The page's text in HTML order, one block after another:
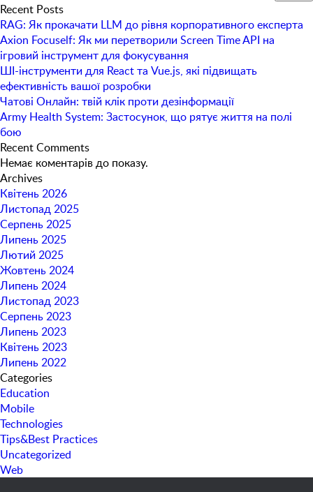
Recent Posts
RAG: Як прокачати LLM до рівня корпоративного експерта
Axion Focuself: Як ми перетворили Screen Time API на
ігровий інструмент для фокусування
ШІ-інструменти для React та Vue.js, які підвищать
ефективність вашої розробки
Чатові Онлайн: твій клік проти дезінформації
Army Health System: Застосунок, що рятує життя на полі
бою
Recent Comments
Немає коментарів до показу.
Archives
Квітень 2026
Листопад 2025
Серпень 2025
Липень 2025
Лютий 2025
Жовтень 2024
Липень 2024
Листопад 2023
Серпень 2023
Липень 2023
Квітень 2023
Липень 2022
Categories
Education
Mobile
Technologies
Tips&Best Practices
Uncategorized
Web